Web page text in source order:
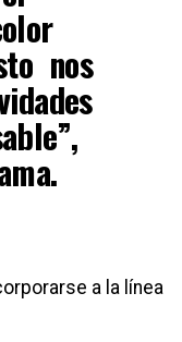
nos
a la línea